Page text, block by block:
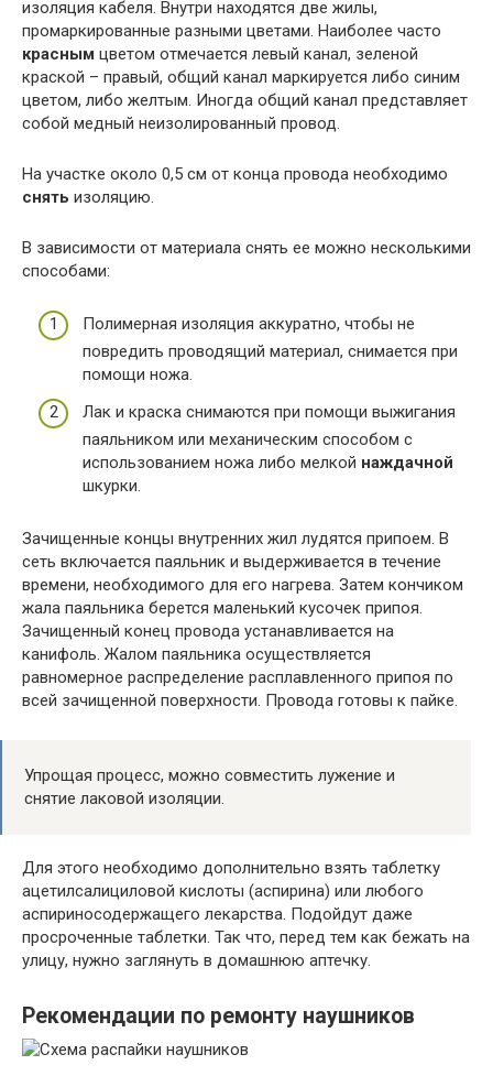
изоляция кабеля. Внутри находятся две жилы,
промаркированные разными цветами. Наиболее часто
красным цветом отмечается левый канал, зеленой
краской – правый, общий канал маркируется либо синим
цветом, либо желтым. Иногда общий канал представляет
собой медный неизолированный провод.
На участке около 0,5 см от конца провода необходимо
снять изоляцию.
В зависимости от материала снять ее можно несколькими
способами:
Полимерная изоляция аккуратно, чтобы не
повредить проводящий материал, снимается при
помощи ножа.
Лак и краска снимаются при помощи выжигания
паяльником или механическим способом с
использованием ножа либо мелкой наждачной
шкурки.
Зачищенные концы внутренних жил лудятся припоем. В
сеть включается паяльник и выдерживается в течение
времени, необходимого для его нагрева. Затем кончиком
жала паяльника берется маленький кусочек припоя.
Зачищенный конец провода устанавливается на
канифоль. Жалом паяльника осуществляется
равномерное распределение расплавленного припоя по
всей зачищенной поверхности. Провода готовы к пайке.
Упрощая процесс, можно совместить лужение и
снятие лаковой изоляции.
Для этого необходимо дополнительно взять таблетку
ацетилсалициловой кислоты (аспирина) или любого
аспириносодержащего лекарства. Подойдут даже
просроченные таблетки. Так что, перед тем как бежать на
улицу, нужно заглянуть в домашнюю аптечку.
Рекомендации по ремонту наушников